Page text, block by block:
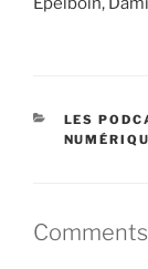
LES
Comments